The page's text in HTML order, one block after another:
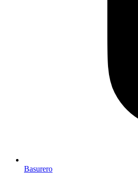
Basurero